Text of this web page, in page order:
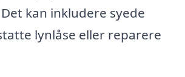
kan inkludere syede
lynlåse eller reparere